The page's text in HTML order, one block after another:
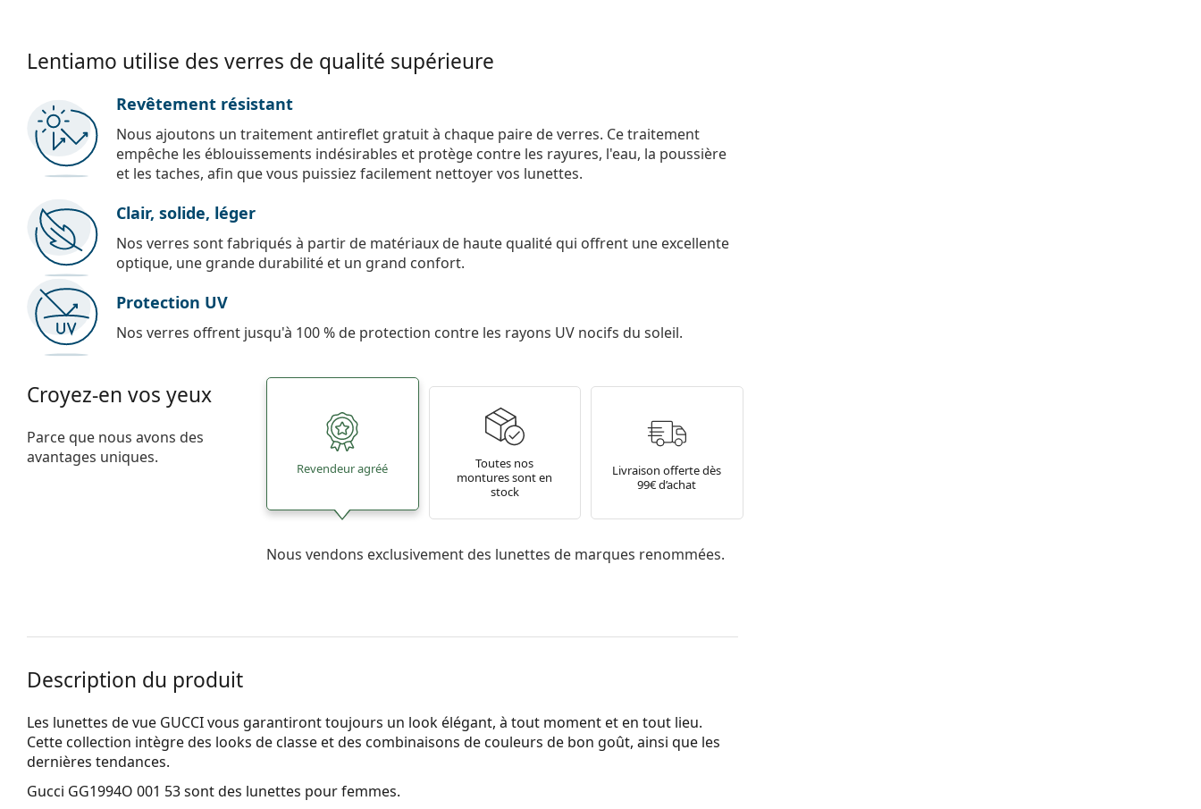
Lentiamo utilise des verres de qualité supérieure
Revêtement résistant
Nous ajoutons un traitement antireflet gratuit à chaque paire de verres. Ce traitement
empêche les éblouissements indésirables et protège contre les rayures, l'eau, la poussière
et les taches, afin que vous puissiez facilement nettoyer vos lunettes.
Clair, solide, léger
Nos verres sont fabriqués à partir de matériaux de haute qualité qui offrent une excellente
optique, une grande durabilité et un grand confort.
Protection UV
Nos verres offrent jusqu'à 100 % de protection contre les rayons UV nocifs du soleil.
Croyez-en vos yeux
Parce que nous avons des
avantages uniques.
Revendeur agréé
Toutes nos
montures sont en
stock
Livraison offerte dès
99€ d’achat
Nous vendons exclusivement des lunettes de marques renommées.
Description du produit
Les lunettes de vue GUCCI vous garantiront toujours un look élégant, à tout moment et en tout lieu.
Cette collection intègre des looks de classe et des combinaisons de couleurs de bon goût, ainsi que les
dernières tendances.
Gucci GG1994O 001 53sont des lunettes pour femmes.